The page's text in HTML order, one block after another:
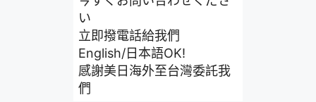
い
立即撥電話給我們
English/日本語OK!
感謝美日海外至台灣委託我
們